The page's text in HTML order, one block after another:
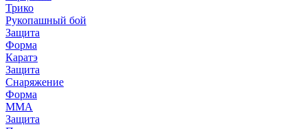
Трико
Рукопашный бой
Защита
Форма
Каратэ
Защита
Снаряжение
Форма
ММА
Защита